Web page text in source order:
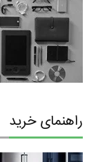
راهنمای خرید